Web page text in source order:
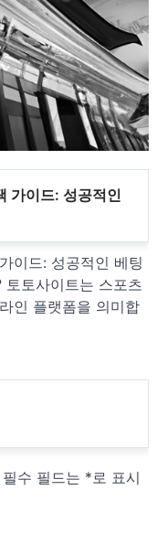
가이드: 성공적인
이드: 성공적인 베팅
토사이트는 스포츠
인 플랫폼을 의미합
필수 필드는 * 로 표시